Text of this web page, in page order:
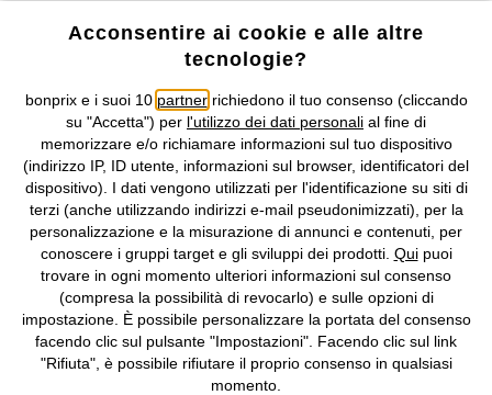
costi di servizio.
Informativa privacy e cookie Gestione dei cookie
Informazioni legali Diritto di recesso
©2026 bonprix.Tutti i diritti riservati.
bonprix S.r.l. con socio unico, sede legale: via Adua 33 - 13855
Valdengo (BI) C.F. 01510910027 - P.I. 01939830020, Reg. Imprese di
Biella n. 01510910027, R.E.A. BI - 171345, N. Reg. Pile:
IT09060P00000858, N. Reg. AEE: IT08020000002105 Capitale
Sociale: euro 1.000.000 i.v, Società soggetta all'attività di direzione
e coordinamento di bonprix Beteiligungs -Verwaltungsgesellschaft
mbH.
Acconsentire ai cookie e alle altre
tecnologie?
bonprix e i suoi 10 partnerrichiedono il tuo consenso (cliccando
su "Accetta") per l'utilizzo dei dati personali al fine di
memorizzare e/o richiamare informazioni sul tuo dispositivo
(indirizzo IP, ID utente, informazioni sul browser, identificatori del
dispositivo). I dati vengono utilizzati per l'identificazione su siti di
terzi (anche utilizzando indirizzi e-mail pseudonimizzati), per la
personalizzazione e la misurazione di annunci e contenuti, per
conoscere i gruppi target e gli sviluppi dei prodotti. Quipuoi
trovare in ogni momento ulteriori informazioni sul consenso
(compresa la possibilità di revocarlo) e sulle opzioni di
impostazione. È possibile personalizzare la portata del consenso
facendo clic sul pulsante "Impostazioni". Facendo clic sul link
"Rifiuta", è possibile rifiutare il proprio consenso in qualsiasi
momento.